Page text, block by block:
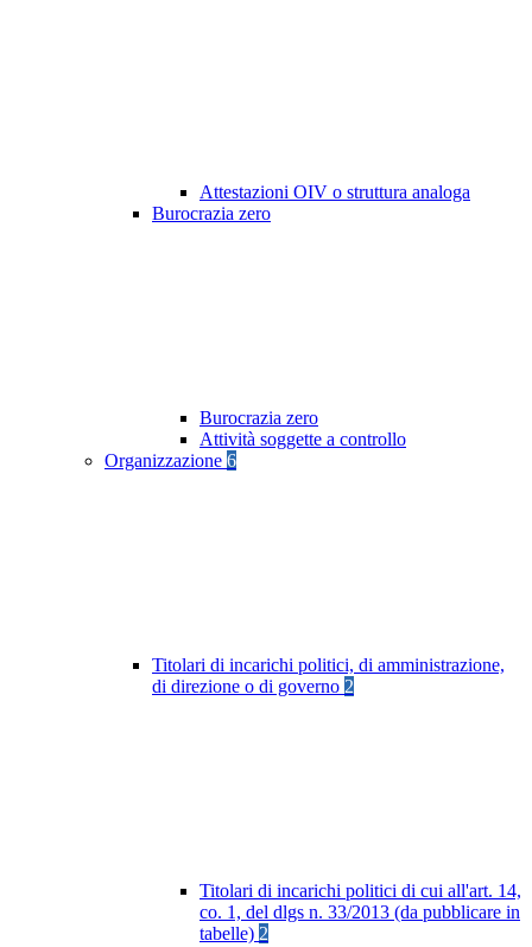
Attestazioni OIV o struttura analoga
Burocrazia zero
Burocrazia zero
Attività soggette a controllo
Organizzazione 6
Titolari di incarichi politici, di amministrazione,
di direzione o di governo 2
Titolari di incarichi politici di cui all'art. 14,
co. 1, del dlgs n. 33/2013 (da pubblicare in
tabelle) 2